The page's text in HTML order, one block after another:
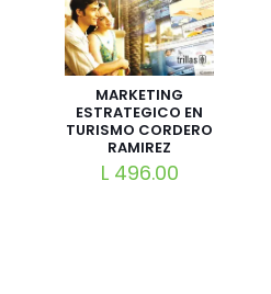
MARKETING
ESTRATEGICO EN
TURISMO CORDERO
RAMIREZ
L496.00